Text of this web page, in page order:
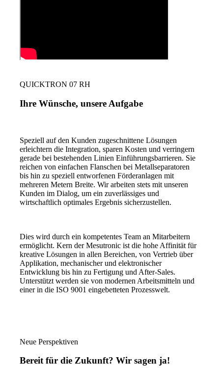
QUICKTRON 07 RH
Ihre Wünsche, unsere Aufgabe
Speziell auf den Kunden zugeschnittene Lösungen
erleichtern die Integration, sparen Kosten und verringern
gerade bei bestehenden Linien Einführungsbarrieren. Sie
reichen von einfachen Flanschen bei Metallseparatoren
bis hin zu speziell entworfenen Förderanlagen mit
mehreren Metern Breite. Wir arbeiten stets mit unseren
Kunden im Dialog, um ein zuverlässiges und
wirtschaftlich optimales Ergebnis sicherzustellen.
Dies wird durch ein kompetentes Team an Mitarbeitern
ermöglicht. Kern der Mesutronic ist die hohe Affinität für
kreative Lösungen in allen Bereichen, von Vertrieb über
Applikation, mechanischer und elektronischer
Entwicklung bis hin zu Fertigung und After-Sales.
Unterstützt werden sie von modernen Arbeitsmitteln und
einer in die ISO 9001 eingebetteten Prozesswelt.
Neue Perspektiven
Bereit für die Zukunft? Wir sagen ja!